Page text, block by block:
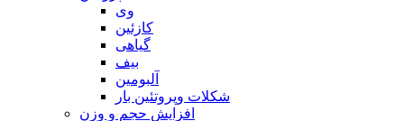
وی
کازئین
گیاهی
بیف
آلبومین
شکلات وپروتئین بار
افزایش حجم و وزن